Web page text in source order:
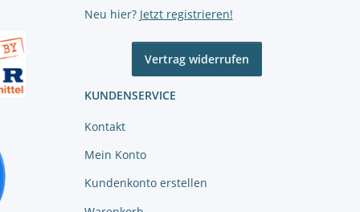
Neu hier? Jetzt registrieren!
Vertrag widerrufen
KUNDENSERVICE
Kontakt
Mein Konto
Kundenkonto erstellen